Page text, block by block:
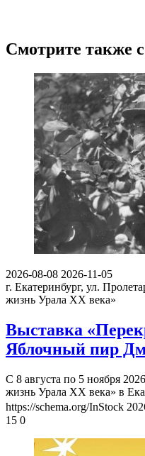
Смотрите также
2026-08-08 2026-11-05
г. Екатеринбург, ул.
жизнь Урала ХХ века»
Выставка
Яблочный пир
С 8 августа по 5 ноября
жизнь Урала ХХ века» в
https://schema.org/InStock
15 0